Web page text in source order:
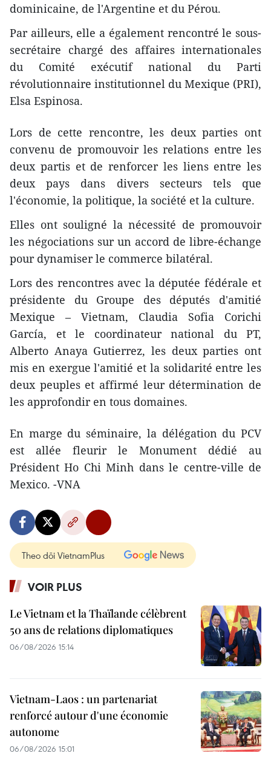
dominicaine, de l'Argentine et du Pérou.
Par ailleurs, elle a également rencontré le sous-
secrétaire chargé des affaires internationales
du Comité exécutif national du Parti
révolutionnaire institutionnel du Mexique (PRI),
Elsa Espinosa.
Lors de cette rencontre, les deux parties ont
convenu de promouvoir les relations entre les
deux partis et de renforcer les liens entre les
deux pays dans divers secteurs tels que
l'économie, la politique, la société et la culture.
Elles ont souligné la nécessité de promouvoir
les négociations sur un accord de libre-échange
pour dynamiser le commerce bilatéral.
Lors des rencontres avec la députée fédérale et
présidente du Groupe des députés d'amitié
Mexique – Vietnam, Claudia Sofia Corichi
García, et le coordinateur national du PT,
Alberto Anaya Gutierrez, les deux parties ont
mis en ​exergue l'amitié et la solidarité entre les
deux peuples et affirmé leur détermination ​d​e
les approfondir en tous domaines.
En marge du séminaire, la délégation du PCV
est allée fleurir le Monument dédié au
Président Ho Chi Minh dans le centre-ville de
Mexico. -VNA
Theo dõi VietnamPlus
VOIR PLUS
Le Vietnam et la Thaïlande célèbrent
50 ans de relations diplomatiques
06/08/2026 15:14
Vietnam-Laos : un partenariat
renforcé autour d'une économie
autonome
06/08/2026 15:01